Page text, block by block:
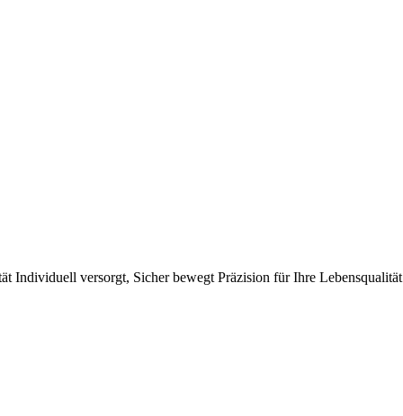
Individuell versorgt, Sicher bewegt Präzision für Ihre Lebensqualität